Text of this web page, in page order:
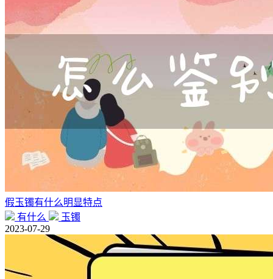
假玉镯有什么明显特点
有什么
玉镯
2023-07-29